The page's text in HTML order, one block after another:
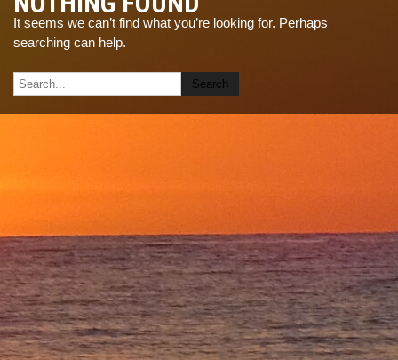
It seems we can’t find what you’re looking for. Perhaps
searching can help.